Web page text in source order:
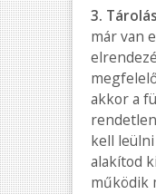
3.
már van
akkor a
kell
alakítod
működik